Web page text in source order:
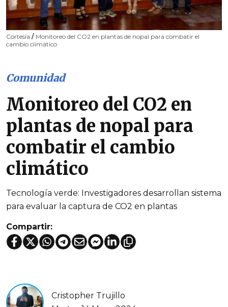
Cortesía / Monitoreo del CO2 en plantas de nopal para combatir el
cambio climático
Comunidad
Monitoreo del CO2 en
plantas de nopal para
combatir el cambio
climático
Tecnología verde: Investigadores desarrollan sistema
para evaluar la captura de CO2 en plantas
Compartir:
Cristopher Trujillo